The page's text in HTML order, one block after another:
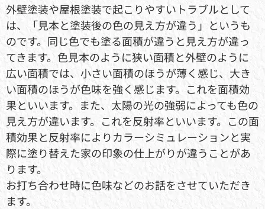
外壁塗装や屋根塗装で起こりやすいトラブルとして
は、「見本と塗装後の色の見え方が違う」というも
のです。同じ色でも塗る面積が違うと見え方が違っ
てきます。色見本のように狭い面積と外壁のように
広い面積では、小さい面積のほうが薄く感じ、大き
い面積のほうが色味を強く感じます。これを面積効
果といいます。また、太陽の光の強弱によっても色の
見え方が違います。これを反射率といいます。この面
積効果と反射率によりカラーシミュレーションと実
際に塗り替えた家の印象の仕上がりが違うことがあ
ります。
お打ち合わせ時に色味などのお話をさせていただき
ます。